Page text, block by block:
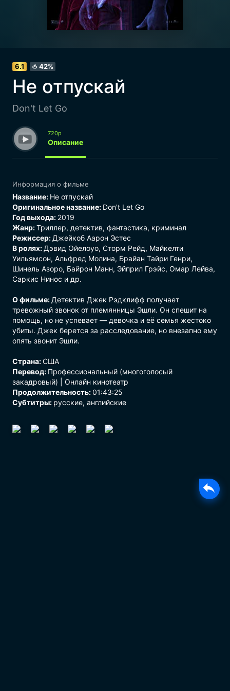
🍅 42%
6.1
Не отпускай
Don't Let Go
720p
Описание
Информация о фильме
Название: Не отпускай
Оригинальное название: Don't Let Go
Год выхода: 2019
Жанр:Триллер, детектив, фантастика, криминал
Режиссер: Джейкоб Аарон Эстес
В ролях: Дэвид Ойелоуо, Сторм Рейд, Майкелти
Уильямсон, Альфред Молина, Брайан Тайри Генри,
Шинель Азоро, Байрон Манн, Эйприл Грэйс, Омар Лейва,
Саркис Нинос и др.
О фильме: Детектив Джек Рэдклифф получает
тревожный звонок от племянницы Эшли. Он спешит на
помощь, но не успевает — девочка и её семья жестоко
убиты. Джек берется за расследование, но внезапно ему
опять звонит Эшли.
Страна:США
Перевод: Профессиональный (многоголосый
закадровый) | Онлайн кинотеатр
Продолжительность:01:43:25
Субтитры: русские, английские